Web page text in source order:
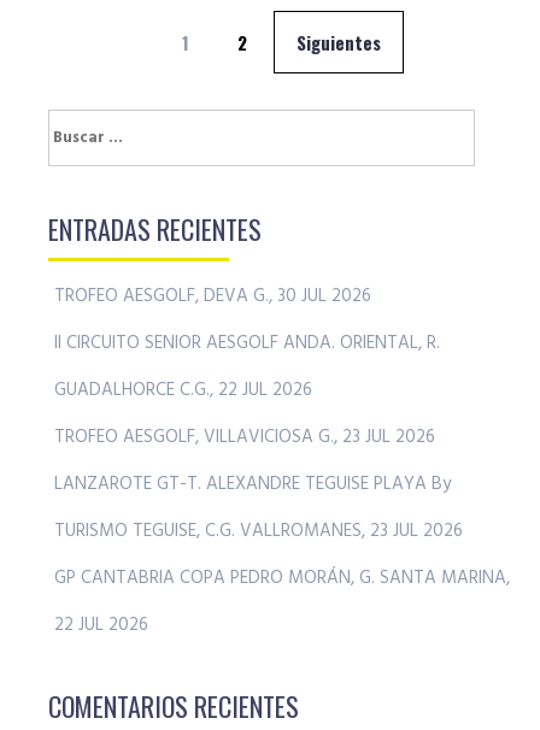
Navegación
entradas
1 2 Siguientes
Buscar:
ENTRADAS RECIENTES
TROFEO AESGOLF, DEVA G., 30 JUL 2026
II CIRCUITO SENIOR AESGOLF ANDA. ORIENTAL, R.
GUADALHORCE C.G., 22 JUL 2026
TROFEO AESGOLF, VILLAVICIOSA G., 23 JUL 2026
LANZAROTE GT-T. ALEXANDRE TEGUISE PLAYA By
TURISMO TEGUISE, C.G. VALLROMANES, 23 JUL 2026
GP CANTABRIA COPA PEDRO MORÁN, G. SANTA MARINA,
22 JUL 2026
COMENTARIOS RECIENTES